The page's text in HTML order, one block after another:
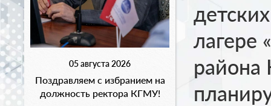
05 августа 2026
Поздравляем с избранием на
должность ректора КГМУ!
лагере
района